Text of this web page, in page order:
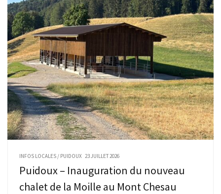
INFOS LOCALES / PUIDOUX 23 JUILLET 2026
Puidoux – Inauguration du nouveau
chalet de la Moille au Mont Chesau